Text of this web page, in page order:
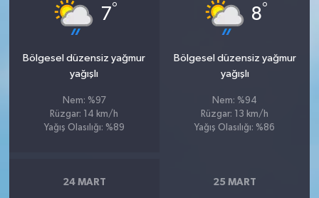
7°
Bölgesel düzensiz yağmur
yağışlı
Nem: %97
Rüzgar: 14 km/h
Yağış Olasılığı: %89
8°
Bölgesel düzensiz yağmur
yağışlı
Nem: %94
Rüzgar: 13 km/h
Yağış Olasılığı: %86
24 MART 25 MART